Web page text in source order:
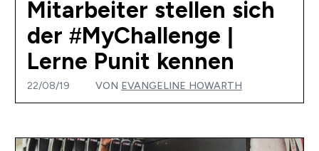
Mitarbeiter stellen sich
der #MyChallenge |
Lerne Punit kennen
22/08/19 VON EVANGELINE HOWARTH